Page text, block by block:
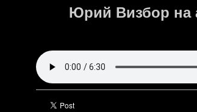
Юрий Визбор на